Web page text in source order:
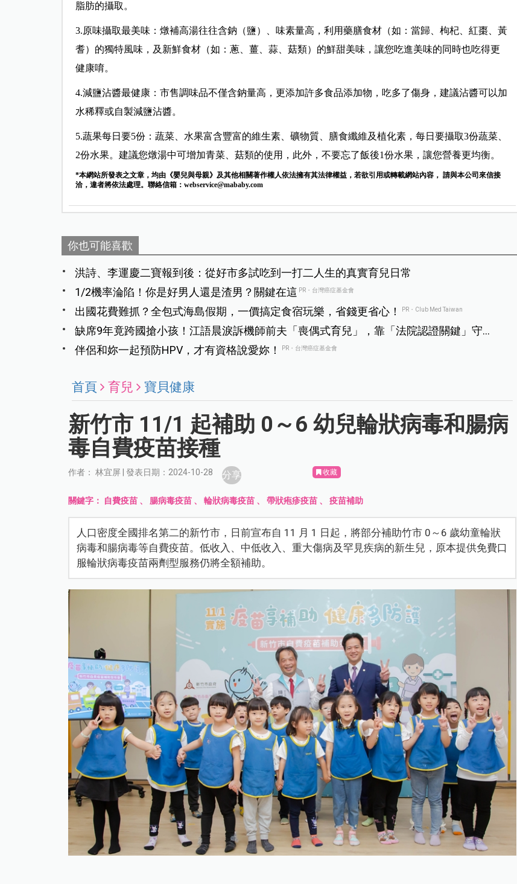
脂肪的攝取。
3.原味攝取最美味：燉補高湯往往含鈉（鹽）、味素量高，利用藥膳食材（如：當歸、枸杞、紅棗、黃
耆）的獨特風味，及新鮮食材（如：蔥、薑、蒜、菇類）的鮮甜美味，讓您吃進美味的同時也吃得更
健康唷。
4.減鹽沾醬最健康：市售調味品不僅含鈉量高，更添加許多食品添加物，吃多了傷身，建議沾醬可以加
水稀釋或自製減鹽沾醬。
5.蔬果每日要5份：蔬菜、水果富含豐富的維生素、礦物質、膳食纖維及植化素，每日要攝取3份蔬菜、
2份水果。建議您燉湯中可增加青菜、菇類的使用，此外，不要忘了飯後1份水果，讓您營養更均衡。
*本網站所發表之文章，均由《嬰兒與母親》及其他相關著作權人依法擁有其法律權益，若欲引用或轉載網站內容， 請與本公司來信接
洽，違者將依法處理。聯絡信箱： webservice@mababy.com
你也可能喜歡
洪詩、李運慶二寶報到後：從好市多試吃到一打二人生的真實育兒日常
1/2機率淪陷！你是好男人還是渣男？關鍵在這 PR・台灣癌症基金會
出國花費難抓？全包式海島假期，一價搞定食宿玩樂，省錢更省心！ PR・Club Med Taiwan
缺席9年竟跨國搶小孩！江語晨淚訴機師前夫「喪偶式育兒」，靠「法院認證關鍵」守住
撫養權
伴侶和妳一起預防HPV，才有資格說愛妳！ PR・台灣癌症基金會
首頁 育兒 寶貝健康
新竹市 11/1 起補助 0～6 幼兒輪狀病毒和腸病
毒自費疫苗接種
作者： 林宜屏 | 發表日期：2024-10-28 分享 收藏
關鍵字： 自費疫苗 、 腸病毒疫苗 、輪狀病毒疫苗 、帶狀疱疹疫苗 、疫苗補助
人口密度全國排名第二的新竹市，日前宣布自 11 月 1 日起，將部分補助竹市 0～6 歲幼童輪狀
病毒和腸病毒等自費疫苗。低收入、中低收入、重大傷病及罕見疾病的新生兒，原本提供免費口
服輪狀病毒疫苗兩劑型服務仍將全額補助。